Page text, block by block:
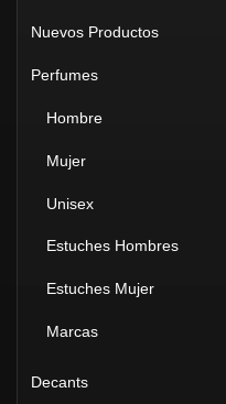
Nuevos Productos
Perfumes
Hombre
Mujer
Unisex
Estuches Hombres
Estuches Mujer
Marcas
Decants